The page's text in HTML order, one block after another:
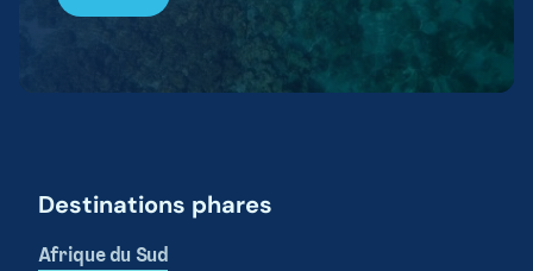
Destinations phares
Afrique du Sud